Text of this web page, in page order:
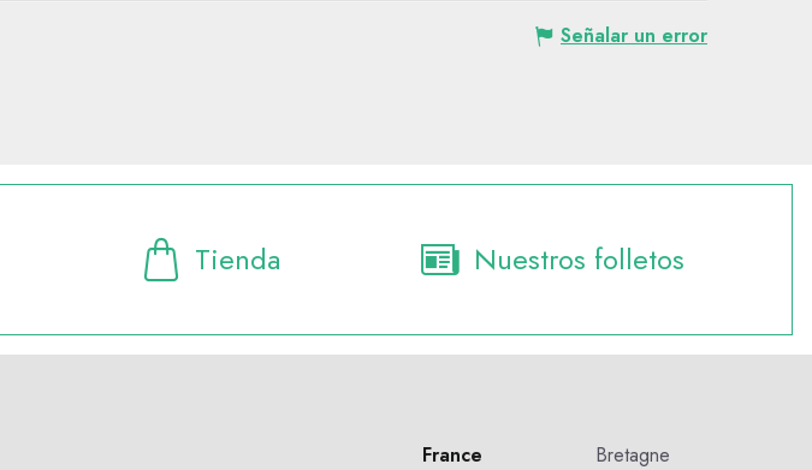
Señalar un error
Tienda Nuestros folletos
France Bretagne